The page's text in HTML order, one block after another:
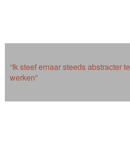
“Ik steef ernaar steeds abstracter te
werken”